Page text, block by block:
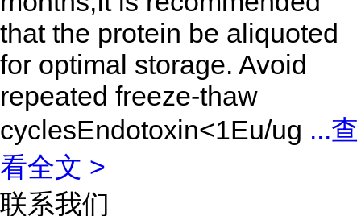
that the protein be aliquoted
for optimal storage. Avoid
repeated freeze-thaw
cyclesEndotoxin<1Eu/ug ...查
看全文 >
联系我们